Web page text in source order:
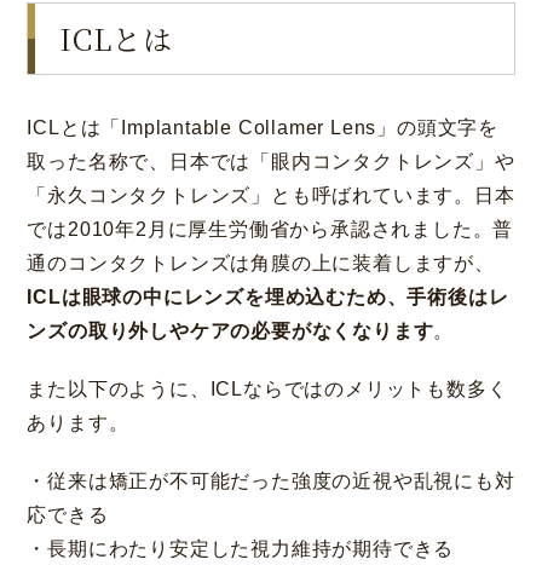
ICLとは
ICLとは「Implantable Collamer Lens」の頭文字を
取った名称で、日本では「眼内コンタクトレンズ」や
「永久コンタクトレンズ」とも呼ばれています。日本
では2010年2月に厚生労働省から承認されました。普
通のコンタクトレンズは角膜の上に装着しますが、
ICLは眼球の中にレンズを埋め込むため、手術後はレ
ンズの取り外しやケアの必要がなくなります。
また以下のように、ICLならではのメリットも数多く
あります。
・従来は矯正が不可能だった強度の近視や乱視にも対
応できる
・長期にわたり安定した視力維持が期待できる